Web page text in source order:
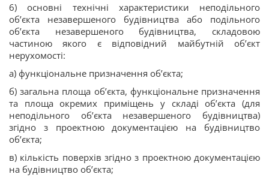
6) основні технічні характеристики неподільного
об’єкта незавершеного будівництва або подільного
об’єкта незавершеного будівництва, складовою
частиною якого є відповідний майбутній об’єкт
нерухомості:
а) функціональне призначення об’єкта;
б) загальна площа об’єкта, функціональне призначення
та площа окремих приміщень у складі об’єкта (для
неподільного об’єкта незавершеного будівництва)
згідно з проектною документацією на будівництво
об’єкта;
в) кількість поверхів згідно з проектною документацією
на будівництво об’єкта;